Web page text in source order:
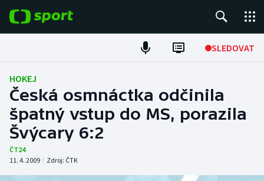
SLEDOVAT
Fotbal
Hokej
Tenis
Atletika
HOKEJ
Česká osmnáctka odčinila
špatný vstup do MS, porazila
Švýcary 6:2
ČT24
11. 4. 2009 | Zdroj: ČTK